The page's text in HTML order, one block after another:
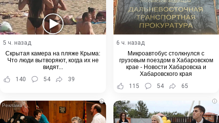
5 ч. назад
Скрытая камера на пляже Крыма:
Что люди вытворяют, когда их не
видят...
140
54 39
6 ч. назад
Микроавтобус столкнулся с
грузовым поездом в Хабаровском
крае - Новости Хабаровска и
Хабаровского края
115
54 65
i i